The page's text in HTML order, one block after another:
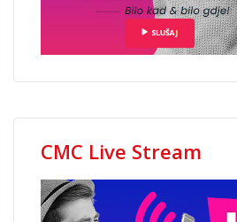
CMC Live Stream